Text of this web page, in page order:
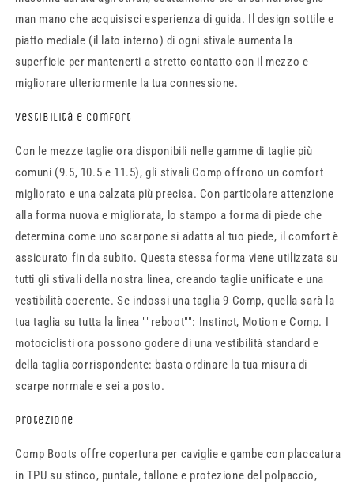
man mano che acquisisci esperienza di guida. Il design sottile e
piatto mediale (il lato interno) di ogni stivale aumenta la
superficie per mantenerti a stretto contatto con il mezzo e
migliorare ulteriormente la tua connessione.
Vestibilità e comfort
Con le mezze taglie ora disponibili nelle gamme di taglie più
comuni (9.5, 10.5 e 11.5), gli stivali Comp offrono un comfort
migliorato e una calzata più precisa. Con particolare attenzione
alla forma nuova e migliorata, lo stampo a forma di piede che
determina come uno scarpone si adatta al tuo piede, il comfort è
assicurato fin da subito. Questa stessa forma viene utilizzata su
tutti gli stivali della nostra linea, creando taglie unificate e una
vestibilità coerente. Se indossi una taglia 9 Comp, quella sarà la
tua taglia su tutta la linea ""reboot"": Instinct, Motion e Comp. I
motociclisti ora possono godere di una vestibilità standard e
della taglia corrispondente: basta ordinare la tua misura di
scarpe normale e sei a posto.
Protezione
Comp Boots offre copertura per caviglie e gambe con placcatura
in TPU su stinco, puntale, tallone e protezione del polpaccio,